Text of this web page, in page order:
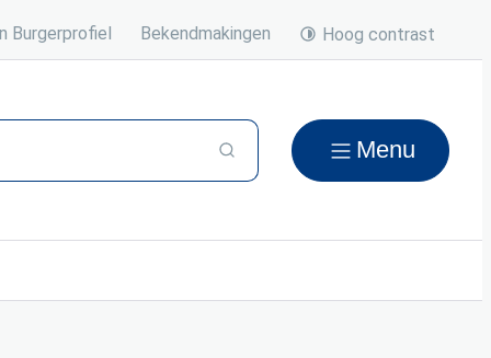
Burgerprofiel Bekendmakingen Hoog contrast
Zoeken Menu